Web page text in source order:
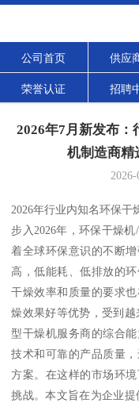
公司首页 供应
荣誉认证 招聘
2026年7月新发布：
机制造商精
2026年行业内知名环保
步入2026年，环保干燥
着全球环保意识的不断
高，低能耗、低排放的
干燥效率和质量的要求
燥效果好等优势，受到
型干燥机服务商的综合
技术和可靠的产品质量
方案。在这样的市场环
挑战。本文旨在为企业